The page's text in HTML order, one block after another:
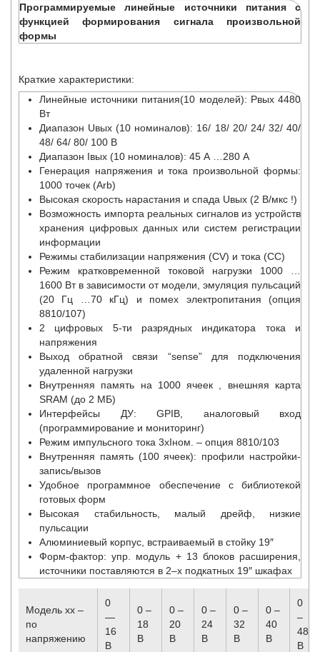
Программируемые линейные источники питания с
функцией формирования сигнала произвольной
формы
Краткие характеристики:
Линейные источники питания(10 моделей): Pвых 4480
Вт
Диапазон Uвых (10 номиналов): 16/ 18/ 20/ 24/ 32/ 40/
48/ 64/ 80/ 100 В
Диапазон Iвых (10 номиналов): 45 А …280 A
Генерация напряжения и тока произвольной формы:
1000 точек (Arb)
Высокая скорость нарастания и спада Uвых (2 В/мкс !)
Возможность импорта реальных сигналов из устройств
хранения цифровых данных или систем регистрации
информации
Режимы стабилизации напряжения (CV) и тока (СС)
Режим кратковременной токовой нагрузки 1000 …
1600 Вт в зависимости от модели, эмуляция пульсаций
(20 Гц …70 кГц) и помех электропитания (опция
8810/107)
2 цифровых 5-ти разрядных индикатора тока и
напряжения
Выход обратной связи “sense” для подключения
удаленной нагрузки
Внутренняя память на 1000 ячеек , внешняя карта
SRAM (до 2 МБ)
Интерфейсы ДУ: GPIB, аналоговый вход
(программирование и мониторинг)
Режим импульсного тока 3хIном. – опция 8810/103
Внутренняя память (100 ячеек): профили настройки-
запись/вызов
Удобное программное обеспечение с библиотекой
готовых форм
Высокая стабильность, малый дрейф, низкие
пульсации
Алюминиевый корпус, встраиваемый в стойку 19″
Форм-фактор: упр. модуль + 13 блоков расширения,
источники поставляются в 2–х подкатных 19″ шкафах
Модель хх –
по
напряжению
0
—
16
В
0 –
18
В
0 –
20
В
0 –
24
В
0 –
32
В
0 –
40
В
0
–
48
В